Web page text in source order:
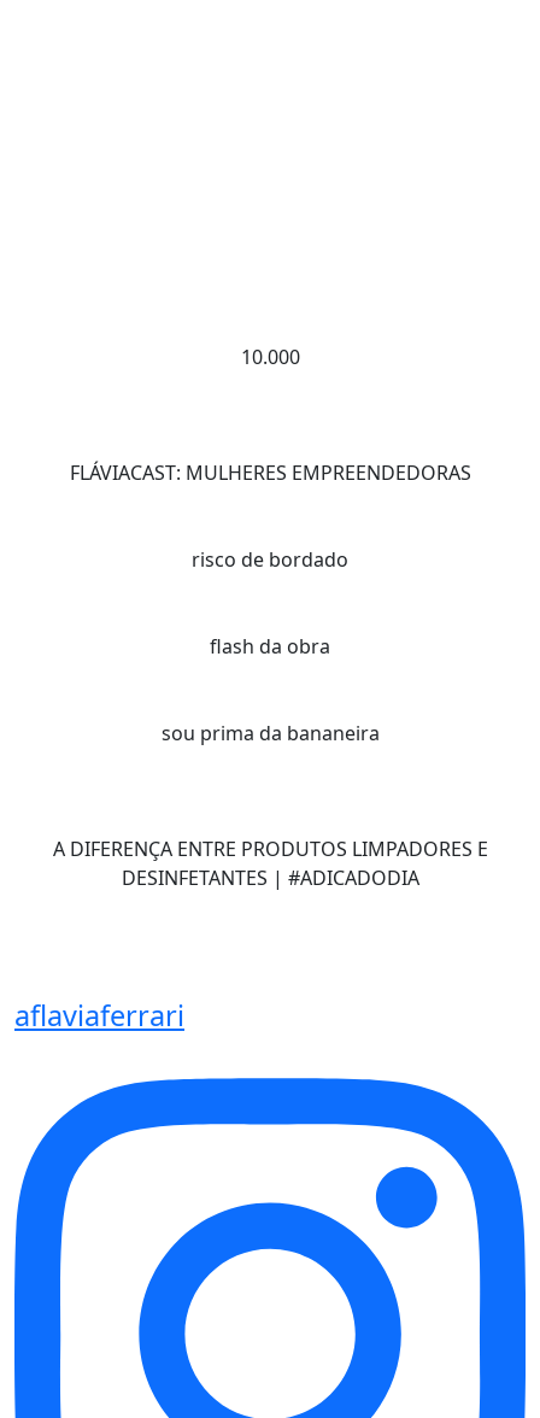
10.000
FLÁVIACAST: MULHERES EMPREENDEDORAS
risco de bordado
flash da obra
sou prima da bananeira
A DIFERENÇA ENTRE PRODUTOS LIMPADORES E
DESINFETANTES | #ADICADODIA
aflaviaferrari